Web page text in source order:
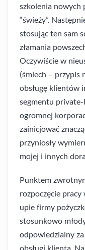
szkolenia nowych
“świeży”.
stosując ten sam
złamania
Oczywiście w
(śmiech – przypis
obsługę klientów
segmentu
ogromnej
zainicjować
przyniosły
mojej i innych
Punktem
rozpoczęcie
upie firmy
stosunkowo
odpowiedzialny
obsługi klienta.